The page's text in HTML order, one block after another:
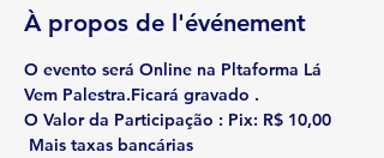
À propos de l'événement
O evento será Online na Pltaforma Lá
Vem Palestra.Ficará gravado .
O Valor da Participação : Pix: R$ 10,00
Mais taxas bancárias